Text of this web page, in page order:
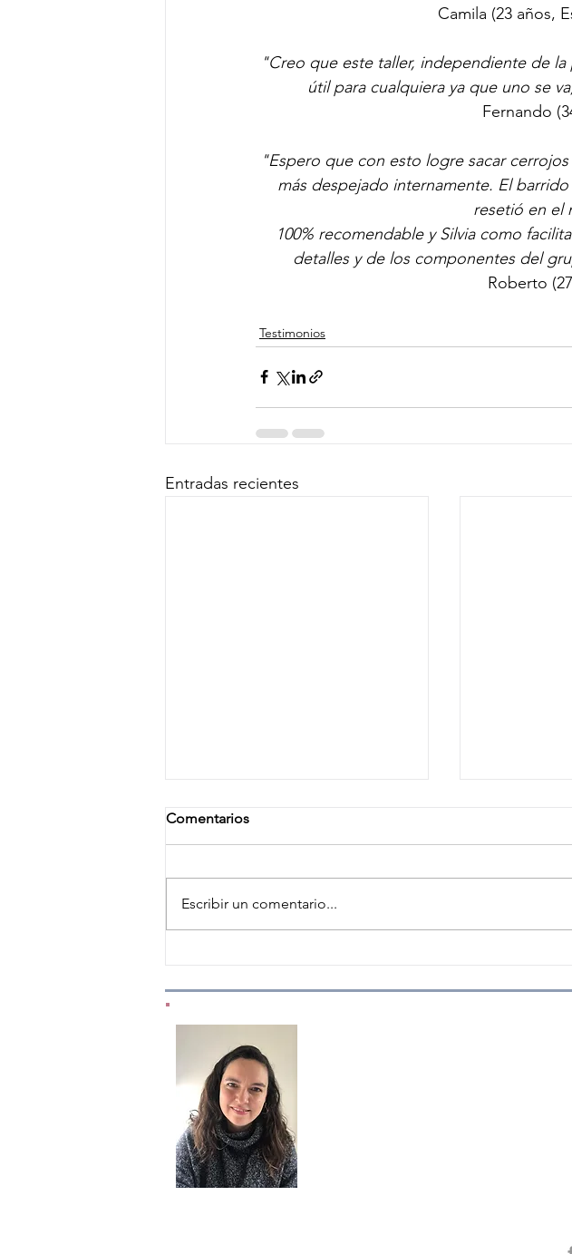
Camila (23 años,
"Creo que este taller, independiente de
útil para cualquiera ya que uno se
Fernando
"Espero que con esto logre sacar
más despejado internamente. El
resetió en el
100% recomendable y Silvia como
detalles y de los componentes del
Roberto
Testimonios
Entradas recientes
Método Alba Emoting.
método
Comentarios
Escribir un comentario...